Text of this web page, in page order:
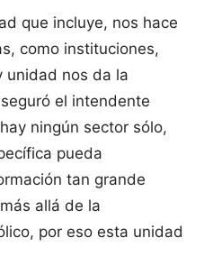
que incluye, nos hace
como instituciones,
unidad nos da la
el intendente
ningún sector sólo,
pueda
tan grande
allá de la
por eso esta unidad